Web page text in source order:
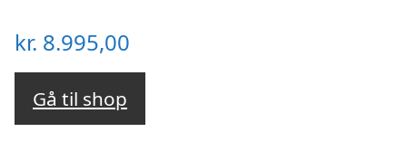
kr. 8.995,00
Gå til shop